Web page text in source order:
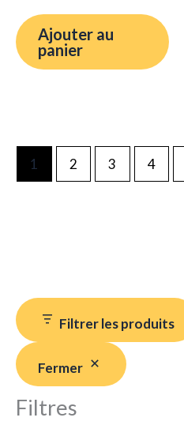
Filtrer les produits
Fermer
Filtres
Ajouter au
panier
1 2 3 4